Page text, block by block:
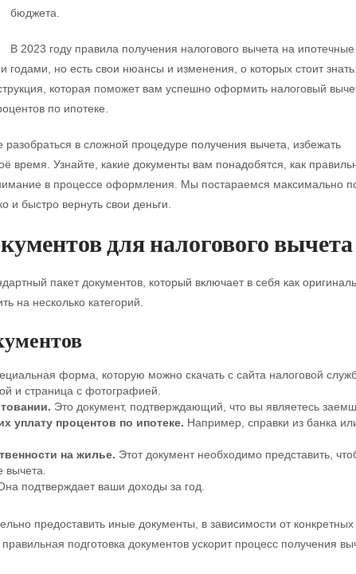
бюджета.
В 2023 году правила получения налогового вычета на ипотечные
но есть свои нюансы и изменения, о которых стоит
которая поможет вам успешно оформить налоговый
по ипотеке.
в сложной процедуре получения вычета, избежать
время. Узнайте, какие документы вам понадобятся, как
в процессе оформления. Мы постараемся максимально
и быстро вернуть свои деньги.
для налогового вычета
пакет документов, который включает в себя как
на несколько категорий.
форма, которую можно скачать с сайта налоговой
и страница с фотографией.
Это документ, подтверждающий, что вы являетесь
уплату процентов по ипотеке. Например, справки из банка
на жилье. Этот документ необходимо представить,
подтверждает ваши доходы за год.
предоставить иные документы, в зависимости от конкретных
подготовка документов ускорит процесс получения